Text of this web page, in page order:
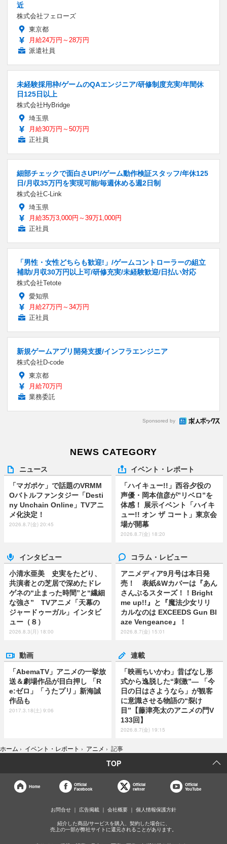
近
株式会社フェローズ
東京都
月給24万円～28万円
派遣社員
未経験採用枠/ゲームのQAエンジニア/研修制度充実/年間休
日125日以上
株式会社HyBridge
埼玉県
月給30万円～50万円
正社員
細部チェックで面白さUP!/ゲーム動作検証スタッフ/年休125
日/月収35万円を実現可能/毎週休める週2日制
株式会社C-Link
埼玉県
月給35万3,000円～39万1,000円
正社員
「男性・女性どちらも歓迎!」/ゲームコントローラーの組立
補助/月収30万円以上可/研修充実/未経験歓迎/日払い対応
株式会社Tetote
愛知県
月給27万円～34万円
正社員
新規ゲームアプリ開発支援/インフラエンジニア
株式会社D-code
東京都
月給70万円
業務委託
Sponsored by
NEWS CATEGORY
ニュース
「マガポケ」で話題のVRMM
Oバトルファンタジー「Desti
ny Unchain Online」TVアニ
メ化決定！
2026.8.7(金) 20:45
イベント・レポート
「ハイキュー!!」西谷夕役の
声優・岡本信彦が”リベロ”を
体感！ 展示イベント「ハイキ
ュー!! オン ザ コート」東京会
場が開幕
2026.8.7(金) 18:20
インタビュー
小清水亜美 史実をたどり、
共演者との芝居で深めたドレ
ゲネの“止まった時間”と“繊細
な強さ” TVアニメ「天幕の
ジャードゥーガル」インタビ
ュー（８）
2026.8.3(月) 18:00
コラム・レビュー
アニメディア9月号は本日発
売！ 表紙&Wカバーは『あん
さんぶるスターズ！！Bright
me up!!』と『魔法少女リリ
カルなのは EXCEEDS Gun Bl
aze Vengeance』！
2026.8.7(金) 15:01
動画
「AbemaTV」アニメの一挙放
送＆劇場作品が目白押し 「R
e:ゼロ」「うたプリ」新海誠
作品も
2017.3.18(土) 9:06
連載
「映画ちいかわ」昔ばなし形
式から逸脱した“刺激”― 「今
日の日はさようなら」が観客
に意識させる物語の“裂け
目”【藤津亮太のアニメの門V
133回】
2026.8.7(金) 19:15
ホーム › イベント・レポート › アニメ › 記事
TOP
Home
Official
Facebook
Official
twitter
Official
YouTube
お問合せ 広告掲載 会社概要 個人情報保護方針
紹介した商品/サービスを購入、契約した場合に、
売上の一部が弊社サイトに還元されることがあります。